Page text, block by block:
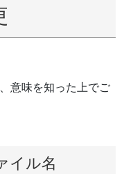
意味を知った上でご
イル名